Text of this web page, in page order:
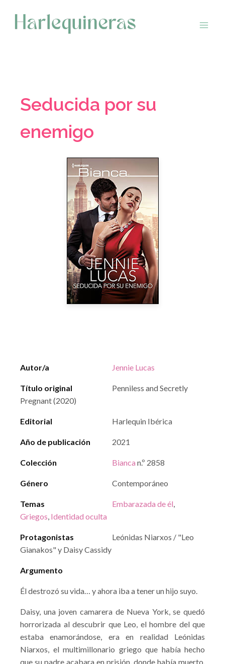
contenido
Seducida por su
enemigo
Autor/a Jennie Lucas
Título original
Penniless and Secretly
Pregnant (2020)
Editorial Harlequin Ibérica
Año de publicación 2021
Colección Bianca n.º 2858
Género Contemporáneo
Temas Embarazada de él,
Griegos, Identidad oculta
Protagonistas
Leónidas Niarxos / "Leo
Gianakos" y Daisy Cassidy
Argumento
Él destrozó su vida… y ahora iba a tener un hijo suyo.
Daisy, una joven camarera de Nueva York, se quedó
horrorizada al descubrir que Leo, el hombre del que
estaba enamorándose, era en realidad Leónidas
Niarxos, el multimillonario griego que había hecho
que su padre acabara en prisión, donde había muerto,